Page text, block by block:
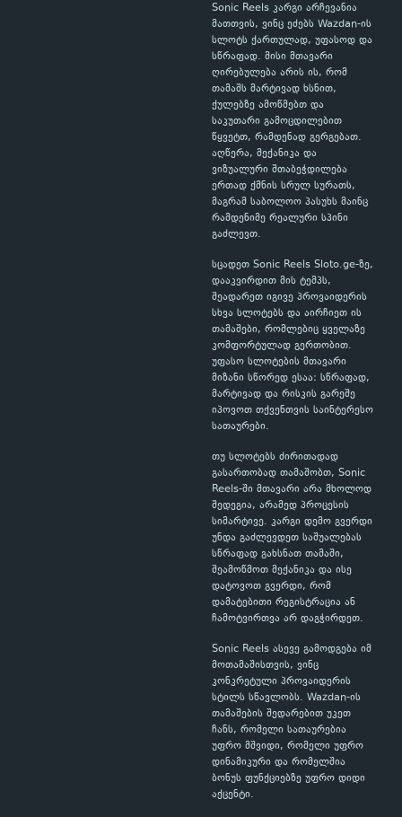
Sonic Reels კარგი არჩევანია
მათთვის, ვინც ეძებს Wazdan-ის
სლოტს ქართულად, უფასოდ და
სწრაფად. მისი მთავარი
ღირებულება არის ის, რომ
თამაშს მარტივად ხსნით,
ქულებზე ამოწმებთ და
საკუთარი გამოცდილებით
წყვეტთ, რამდენად გერგებათ.
აღწერა, მექანიკა და
ვიზუალური შთაბეჭდილება
ერთად ქმნის სრულ სურათს,
მაგრამ საბოლოო პასუხს მაინც
რამდენიმე რეალური სპინი
გაძლევთ.
სცადეთ Sonic Reels Sloto.ge-ზე,
დააკვირდით მის ტემპს,
შეადარეთ იგივე პროვაიდერის
სხვა სლოტებს და აირჩიეთ ის
თამაშები, რომლებიც ყველაზე
კომფორტულად გერთობით.
უფასო სლოტების მთავარი
მიზანი სწორედ ესაა: სწრაფად,
მარტივად და რისკის გარეშე
იპოვოთ თქვენთვის საინტერესო
სათაურები.
თუ სლოტებს ძირითადად
გასართობად თამაშობთ, Sonic
Reels-ში მთავარი არა მხოლოდ
შედეგია, არამედ პროცესის
სიმარტივე. კარგი დემო გვერდი
უნდა გაძლევდეთ საშუალებას
სწრაფად გახსნათ თამაში,
შეამოწმოთ მექანიკა და ისე
დატოვოთ გვერდი, რომ
დამატებითი რეგისტრაცია ან
ჩამოტვირთვა არ დაგჭირდეთ.
Sonic Reels ასევე გამოდგება იმ
მოთამაშისთვის, ვინც
კონკრეტული პროვაიდერის
სტილს სწავლობს. Wazdan-ის
თამაშების შედარებით უკეთ
ჩანს, რომელი სათაურებია
უფრო მშვიდი, რომელი უფრო
დინამიკური და რომელშია
ბონუს ფუნქციებზე უფრო დიდი
აქცენტი.